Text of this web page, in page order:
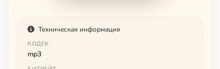
Техническая информация
КОДЕК
mp3